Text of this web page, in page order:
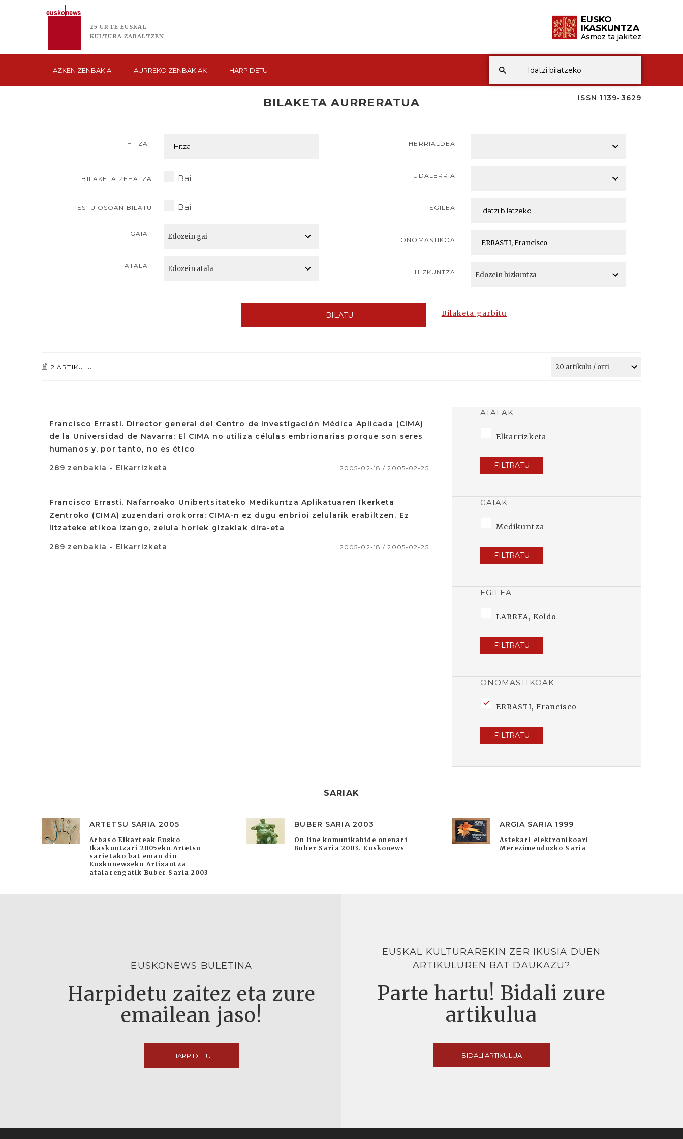
25 URTE EUSKAL
KULTURA ZABALTZEN
EUSKO
IKASKUNTZA
Asmoz ta jakitez
AZKEN ZENBAKIA AURREKO ZENBAKIAK HARPIDETU
ISSN 1139-3629
BILAKETA AURRERATUA
HITZA
BILAKETA ZEHATZA Bai
TESTU OSOAN BILATU Bai
GAIA
ATALA
HERRIALDEA
UDALERRIA
EGILEA
ONOMASTIKOA
HIZKUNTZA
BILATU Bilaketa garbitu
2 ARTIKULU
Francisco Errasti. Director general del Centro de Investigación Médica Aplicada (CIMA)
de la Universidad de Navarra: El CIMA no utiliza células embrionarias porque son seres
humanos y, por tanto, no es ético
289 zenbakia - Elkarrizketa 2005-02-18 / 2005-02-25
Francisco Errasti. Nafarroako Unibertsitateko Medikuntza Aplikatuaren Ikerketa
Zentroko (CIMA) zuzendari orokorra: CIMA-n ez dugu enbrioi zelularik erabiltzen. Ez
litzateke etikoa izango, zelula horiek gizakiak dira-eta
289 zenbakia - Elkarrizketa 2005-02-18 / 2005-02-25
ATALAK
Elkarrizketa
FILTRATU
GAIAK
Medikuntza
FILTRATU
EGILEA
LARREA, Koldo
FILTRATU
ONOMASTIKOAK
ERRASTI, Francisco
FILTRATU
SARIAK
ARTETSU SARIA 2005
Arbaso Elkarteak Eusko
Ikaskuntzari 2005eko Artetsu
sarietako bat eman dio
Euskonewseko Artisautza
atalarengatik Buber Saria 2003
BUBER SARIA 2003
On line komunikabide onenari
Buber Saria 2003. Euskonews
ARGIA SARIA 1999
Astekari elektronikoari
Merezimenduzko Saria
EUSKONEWS BULETINA
Harpidetu zaitez eta zure
emailean jaso!
HARPIDETU
EUSKAL KULTURAREKIN ZER IKUSIA DUEN
ARTIKULUREN BAT DAUKAZU?
Parte hartu! Bidali zure
artikulua
BIDALI ARTIKULUA